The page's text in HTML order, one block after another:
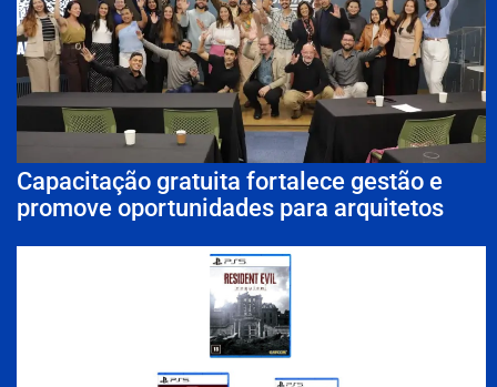
Capacitação gratuita fortalece gestão e
promove oportunidades para arquitetos